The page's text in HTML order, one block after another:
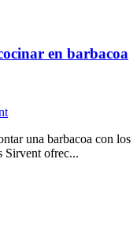
en barbacoa
una barbacoa con los
Sirvent ofrec...